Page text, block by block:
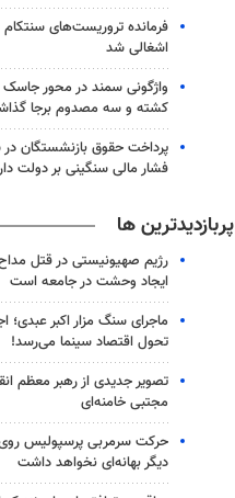
فرمانده تروریست‌های سنتکام
اشغالی شد
واژگونی سمند در محور جاسک
کشته و سه مصدوم برجا
پرداخت حقوق بازنشستگان
فشار مالی سنگینی بر دولت
پربازدیدترین ها
رژیم صهیونیستی در قتل
ایجاد وحشت در جامعه است
ماجرای سنگ مزار اکبر عبدی؛
تحول اقتصاد سینما می‌رسد!
تصویر جدیدی از رهبر معظم
مجتبی خامنه‌ای
حرکت سرمربی پرسپولیس روی
دیگر بهانه‌ای نخواهد داشت